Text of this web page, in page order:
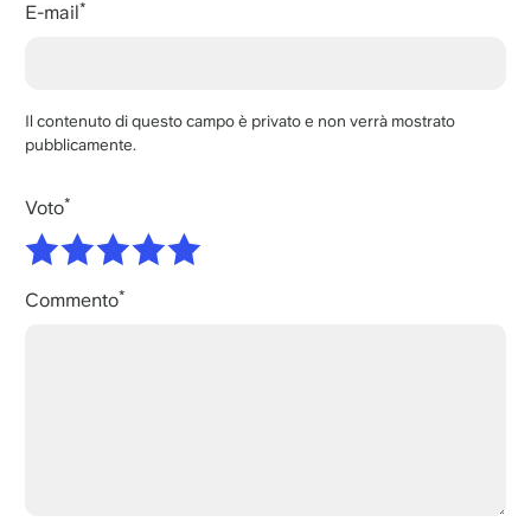
E-mail
Il contenuto di questo campo è privato e non verrà mostrato
pubblicamente.
Voto
Commento